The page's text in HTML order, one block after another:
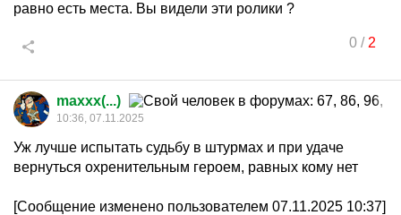
равно есть места. Вы видели эти ролики ?
0/ 2
maxxx(...)
10:36, 07.11.2025
Уж лучше испытать судьбу в штурмах и при удаче
вернуться охренительным героем, равных кому нет
[Сообщение изменено пользователем 07.11.2025 10:37]